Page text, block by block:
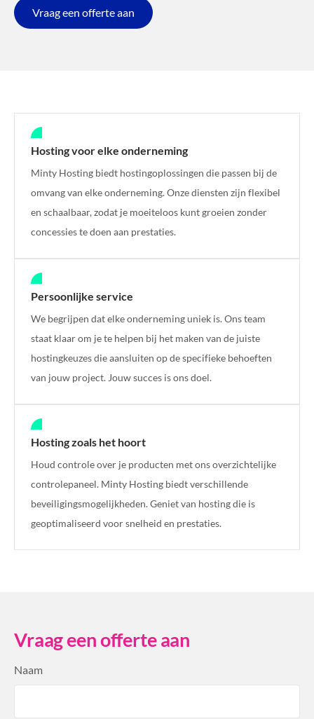
Vraag een offerte aan
Hosting voor elke onderneming
Minty Hosting biedt hostingoplossingen die passen bij de
omvang van elke onderneming. Onze diensten zijn flexibel
en schaalbaar, zodat je moeiteloos kunt groeien zonder
concessies te doen aan prestaties.
Persoonlijke service
We begrijpen dat elke onderneming uniek is. Ons team
staat klaar om je te helpen bij het maken van de juiste
hostingkeuzes die aansluiten op de specifieke behoeften
van jouw project. Jouw succes is ons doel.
Hosting zoals het hoort
Houd controle over je producten met ons overzichtelijke
controlepaneel. Minty Hosting biedt verschillende
beveiligingsmogelijkheden. Geniet van hosting die is
geoptimaliseerd voor snelheid en prestaties.
Vraag een offerte aan
Naam